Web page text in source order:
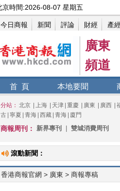
廣東
頻道
首 頁 本地要聞
分站： 北京 上海 天津 重慶 廣東 廣西
古 寧夏 青海 西藏 青海 廈門
商報周刊： 新界專刊 雙城消費周刊
滾動新聞：
香港商報官網 > 廣東 > 商報專稿